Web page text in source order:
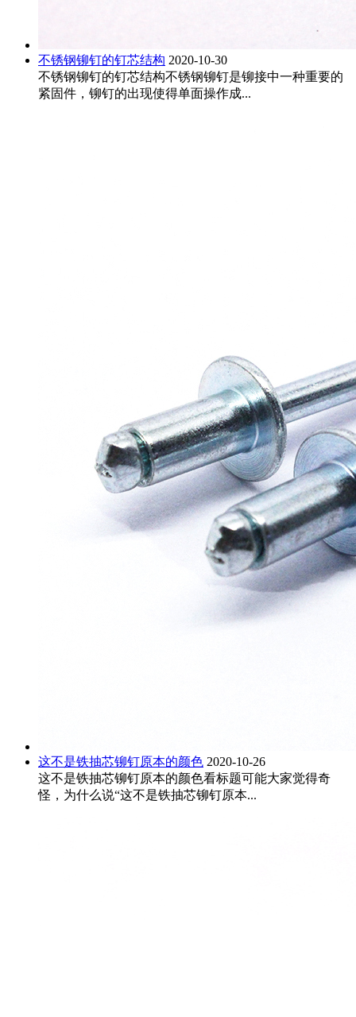
不锈钢铆钉的钉芯结构 2020-10-30
不锈钢铆钉的钉芯结构不锈钢铆钉是铆接中一种重要的
紧固件，铆钉的出现使得单面操作成...
这不是铁抽芯铆钉原本的颜色 2020-10-26
这不是铁抽芯铆钉原本的颜色看标题可能大家觉得奇
怪，为什么说“这不是铁抽芯铆钉原本...